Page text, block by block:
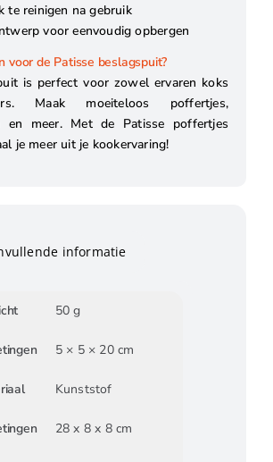
te reinigen na gebruik
voor eenvoudig opbergen
voor de Patisse beslagspuit?
is perfect voor zowel ervaren koks
Maak moeiteloos poffertjes,
en meer. Met de Patisse poffertjes
je meer uit je kookervaring!
informatie
50 g
5 × 5 × 20 cm
Kunststof
28 x 8 x 8 cm